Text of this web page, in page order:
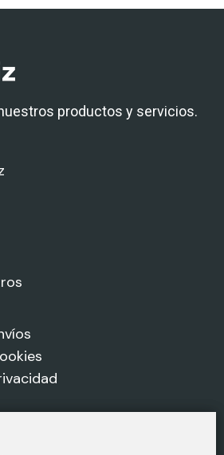
productos y servicios.